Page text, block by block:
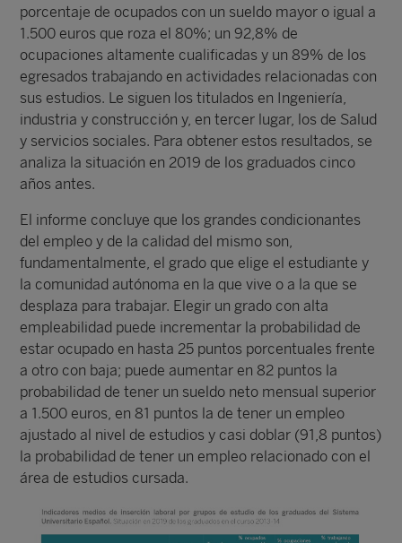
porcentaje de ocupados con un sueldo mayor o igual a
1.500 euros que roza el 80%; un 92,8% de
ocupaciones altamente cualificadas y un 89% de los
egresados trabajando en actividades relacionadas con
sus estudios. Le siguen los titulados en Ingeniería,
industria y construcción y, en tercer lugar, los de Salud
y servicios sociales. Para obtener estos resultados, se
analiza la situación en 2019 de los graduados cinco
años antes.
El informe concluye que los grandes condicionantes
del empleo y de la calidad del mismo son,
fundamentalmente, el grado que elige el estudiante y
la comunidad autónoma en la que vive o a la que se
desplaza para trabajar. Elegir un grado con alta
empleabilidad puede incrementar la probabilidad de
estar ocupado en hasta 25 puntos porcentuales frente
a otro con baja; puede aumentar en 82 puntos la
probabilidad de tener un sueldo neto mensual superior
a 1.500 euros, en 81 puntos la de tener un empleo
ajustado al nivel de estudios y casi doblar (91,8 puntos)
la probabilidad de tener un empleo relacionado con el
área de estudios cursada.